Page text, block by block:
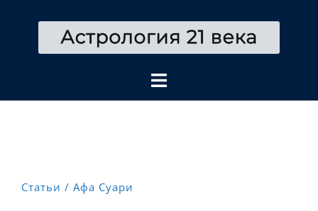
содержимому
Статьи Афа Суари